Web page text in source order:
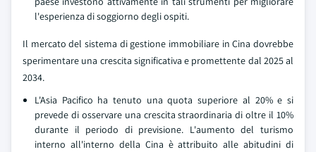
l'esperienza di soggiorno degli ospiti.
Il mercato del sistema di gestione immobiliare in Cina dovrebbe
sperimentare una crescita significativa e promettente dal 2025 al
2034.
L'Asia Pacifico ha tenuto una quota superiore al 20% e si
prevede di osservare una crescita straordinaria di oltre il 10%
durante il periodo di previsione. L'aumento del turismo
interno all'interno della Cina è attribuito alle abitudini di